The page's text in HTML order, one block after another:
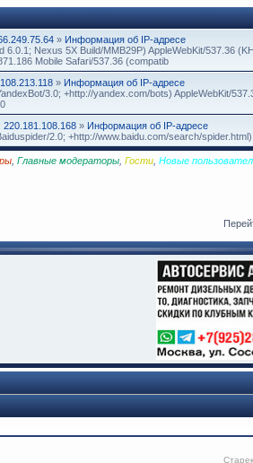
» Информация об IP-адресе
6.0.1; Nexus 5X Build/MMB29P) AppleWebKit/537.36
Mobile Safari/537.36 (compatib
» Информация об IP-адресе
3.0; +http://yandex.com/bots) AppleWebKit/
220.181.108.168 » Информация об IP-адресе
2.0; +http://www.baidu.com/search/spider.html)
Главные модераторы Гости Новые